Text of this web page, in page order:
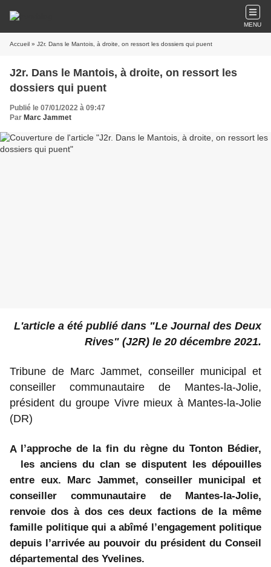
MENU
Accueil » J2r. Dans le Mantois, à droite, on ressort les dossiers qui puent
J2r. Dans le Mantois, à droite, on ressort les
dossiers qui puent
Publié le 07/01/2022 à 09:47
Par Marc Jammet
L'article a été publié dans "Le Journal des Deux
Rives" (J2R) le 20 décembre 2021.
Tribune de Marc Jammet, conseiller municipal et
conseiller communautaire de Mantes-la-Jolie,
président du groupe Vivre mieux à Mantes-la-Jolie
(DR)
A
l’approche de la fin du règne du Tonton Bédier,
les anciens du clan se disputent les dépouilles
entre eux. Marc Jammet, conseiller municipal et
conseiller communautaire de Mantes-la-Jolie,
renvoie dos à dos ces deux factions de la même
famille politique qui a abîmé l’engagement politique
depuis l’arrivée au pouvoir du président du Conseil
départemental des Yvelines.